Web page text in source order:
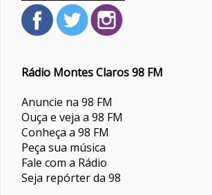
Rádio Montes Claros 98 FM
Anuncie na 98 FM
Ouça e veja a 98 FM
Conheça a 98 FM
Peça sua música
Fale com a Rádio
Seja repórter da 98